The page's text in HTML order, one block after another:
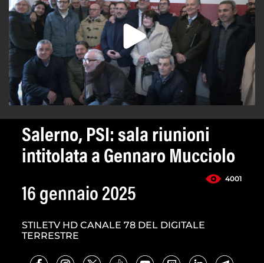
Salerno, PSI: sala riunioni
intitolata a Gennaro Mucciolo
4001
16 gennaio 2025
STILETV HD CANALE 78 DEL DIGITALE
TERRESTRE